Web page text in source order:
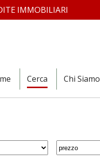
IMMOBILIARI
Cerca Chi Siamo